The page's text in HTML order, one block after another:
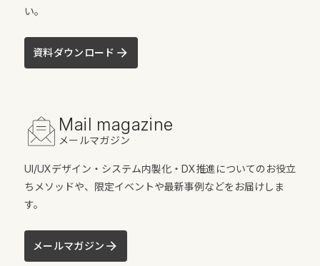
い。
資料ダウンロード
Mail magazine
メールマガジン
UI/UXデザイン・システム内製化・DX推進についてのお役立
ちメソッドや、限定イベントや最新事例などをお届けしま
す。
メールマガジン